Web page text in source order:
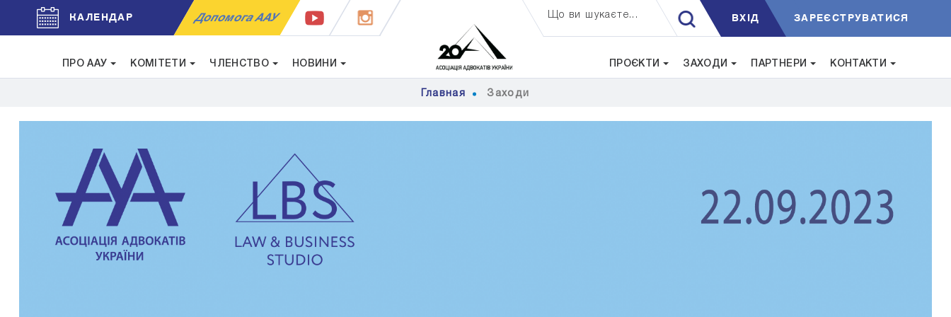
КАЛЕНДАР Допомога ААУ Що ви шукаєте... ВXIД ЗАРЕЄСТРУВАТИСЯ
ПРО ААУ КОМІТЕТИ ЧЛЕНСТВО НОВИНИ ПРОЄКТИ ЗАХОДИ ПАРТНЕРИ КОНТАКТИ
Главная Заходи